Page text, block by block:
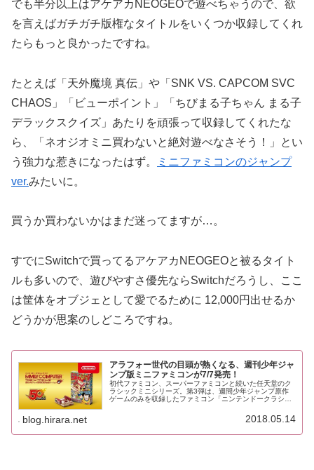
でも半分以上はアケアカNEOGEOで遊べちゃうので、欲
を言えばガチガチ版権なタイトルをいくつか収録してくれ
たらもっと良かったですね。
たとえば「天外魔境 真伝」や「SNK VS. CAPCOM SVC
CHAOS」「ビューポイント」「ちびまる子ちゃん まる子
デラックスクイズ」あたりを頑張って収録してくれたな
ら、「ネオジオミニ買わないと絶対遊べなさそう！」とい
う強力な惹きになったはず。
ミニファミコンのジャンプ
ver.みたいに。
買うか買わないかはまだ迷ってますが…。
すでにSwitchで買ってるアケアカNEOGEOと被るタイト
ルも多いので、遊びやすさ優先ならSwitchだろうし、ここ
は筐体をオブジェとして愛でるために 12,000円出せるか
どうかが思案のしどころですね。
アラフォー世代の目頭が熱くなる、週刊少年ジャ
ンプ版ミニファミコンが7/7発売！
初代ファミコン、スーパーファミコンと続いた任天堂のク
ラシックミニシリーズ。第3弾は、週間少年ジャンプ原作
ゲームのみを収録したファミコン「ニンテンドークラシッ
blog.hirara.net 2018.05.14